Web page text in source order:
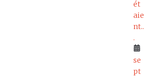
ét
aie
nt..
.
se
pt